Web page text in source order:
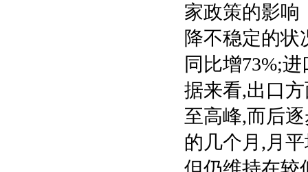
家政策的影响
降不稳定的状
同比增73%;
据来看,出口
至高峰,而后
的几个月,月